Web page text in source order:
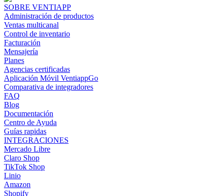
SOBRE VENTIAPP
Administración de productos
Ventas multicanal
Control de inventario
Facturación
Mensajería
Planes
Agencias certificadas
Aplicación Móvil VentiappGo
Comparativa de integradores
FAQ
Blog
Documentación
Centro de Ayuda
Guías rapidas
INTEGRACIONES
Mercado Libre
Claro Shop
TikTok Shop
Linio
Amazon
Shopify